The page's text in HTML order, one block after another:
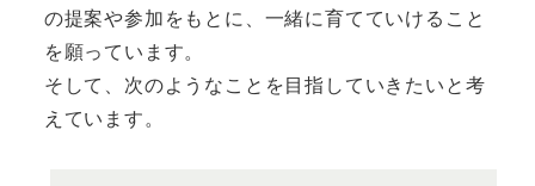
の提案や参加をもとに、一緒に育てていけること
を願っています。
そして、次のようなことを目指していきたいと考
えています。